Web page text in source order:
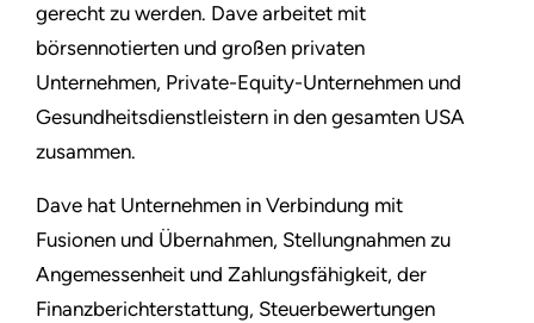
gerecht zu werden. Dave arbeitet mit
börsennotierten und großen privaten
Unternehmen, Private-Equity-Unternehmen und
Gesundheitsdienstleistern in den gesamten USA
zusammen.
Dave hat Unternehmen in Verbindung mit
Fusionen und Übernahmen, Stellungnahmen zu
Angemessenheit und Zahlungsfähigkeit, der
Finanzberichterstattung, Steuerbewertungen